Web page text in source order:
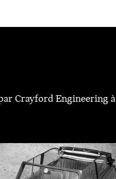
Crayford Engineering à